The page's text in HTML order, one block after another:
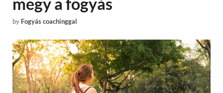
by Fogyás coachinggal